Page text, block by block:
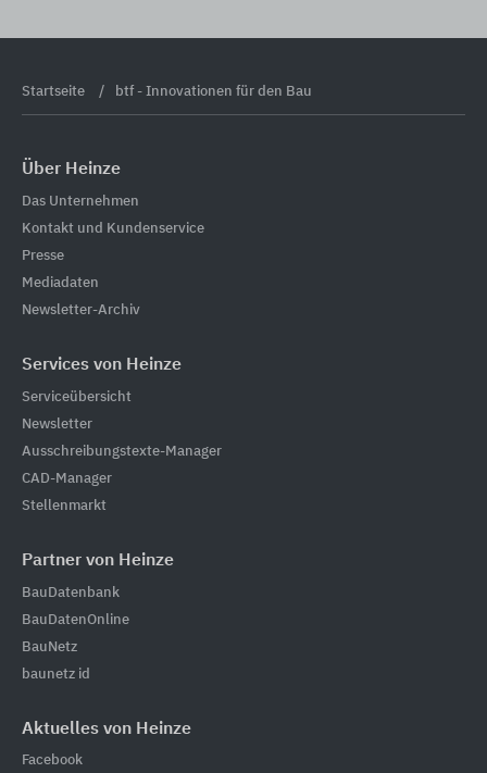
Startseite btf - Innovationen für den Bau
Über Heinze
Das Unternehmen
Kontakt und Kundenservice
Presse
Mediadaten
Newsletter-Archiv
Services von Heinze
Serviceübersicht
Newsletter
Ausschreibungstexte-Manager
CAD-Manager
Stellenmarkt
Partner von Heinze
BauDatenbank
BauDatenOnline
BauNetz
baunetz id
Aktuelles von Heinze
Facebook